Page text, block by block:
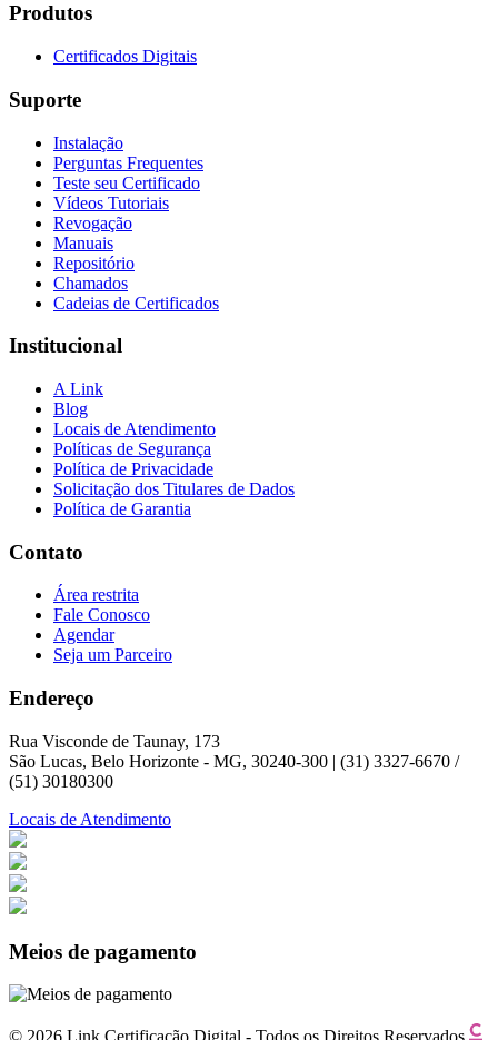
Produtos
Certificados Digitais
Suporte
Instalação
Perguntas Frequentes
Teste seu Certificado
Vídeos Tutoriais
Revogação
Manuais
Repositório
Chamados
Cadeias de Certificados
Institucional
A Link
Blog
Locais de Atendimento
Políticas de Segurança
Política de Privacidade
Solicitação dos Titulares de Dados
Política de Garantia
Contato
Área restrita
Fale Conosco
Agendar
Seja um Parceiro
Endereço
Rua Visconde de Taunay, 173
São Lucas, Belo Horizonte - MG, 30240-300 | (31) 3327-6670 /
(51) 30180300
Locais de Atendimento
Meios de pagamento